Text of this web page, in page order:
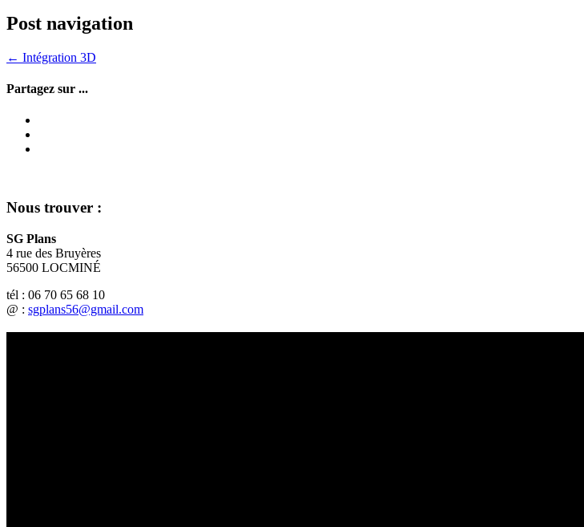
Post navigation
← Intégration 3D
Partagez sur ...
Nous trouver :
SG Plans
4 rue des Bruyères
56500 LOCMINÉ
tél : 06 70 65 68 10
@ : sgplans56@gmail.com